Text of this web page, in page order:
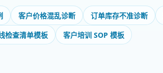
客户价格混乱诊断 订单库存不准诊断
检查清单模板 客户培训 SOP 模板